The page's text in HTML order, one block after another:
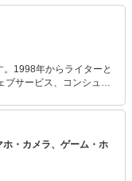
。1998年からライターと
ブサービス、コンシュー
原価BAR」やウイスキ
営しており、デジタル
やサービスを紹介するの
・カメラ、ゲーム・ホ